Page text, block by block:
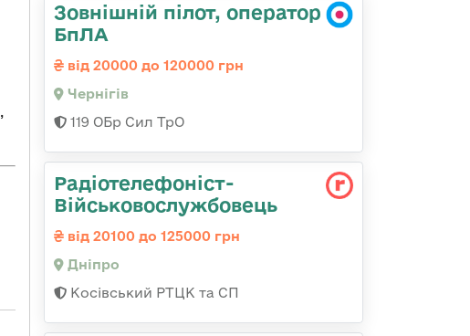
Зовнішній пілот, оператор
БпЛА
від 20000 до 120000 грн
Чернігів
119 ОБр Сил ТрО
Радіотелефоніст-
Військовослужбовець
від 20100 до 125000 грн
Дніпро
Косівський РТЦК та СП